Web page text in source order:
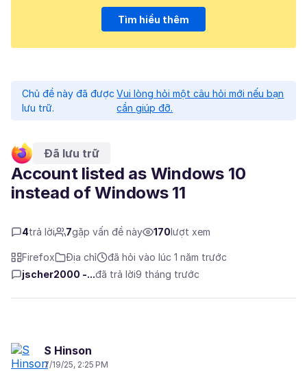
Tìm hiểu thêm
Chủ đề này đã được
lưu trữ.
Vui lòng hỏi một câu hỏi mới nếu bạn
cần giúp đỡ.
Đã lưu trữ
Account listed as Windows 10
instead of Windows 11
4trả lời 7gặp vấn đề này 170lượt xem
Firefox Địa chỉ
đã hỏi vào lúc 1 năm trước
jscher2000 -...đã trả lời9 tháng trước
S Hinson
7/19/25, 2:25 PM